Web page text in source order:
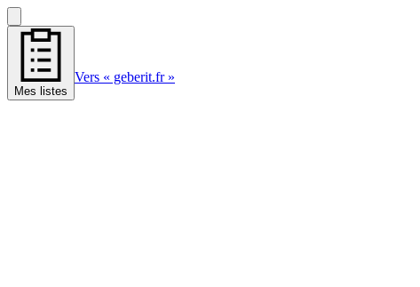
Mes listes
Vers « geberit.fr »